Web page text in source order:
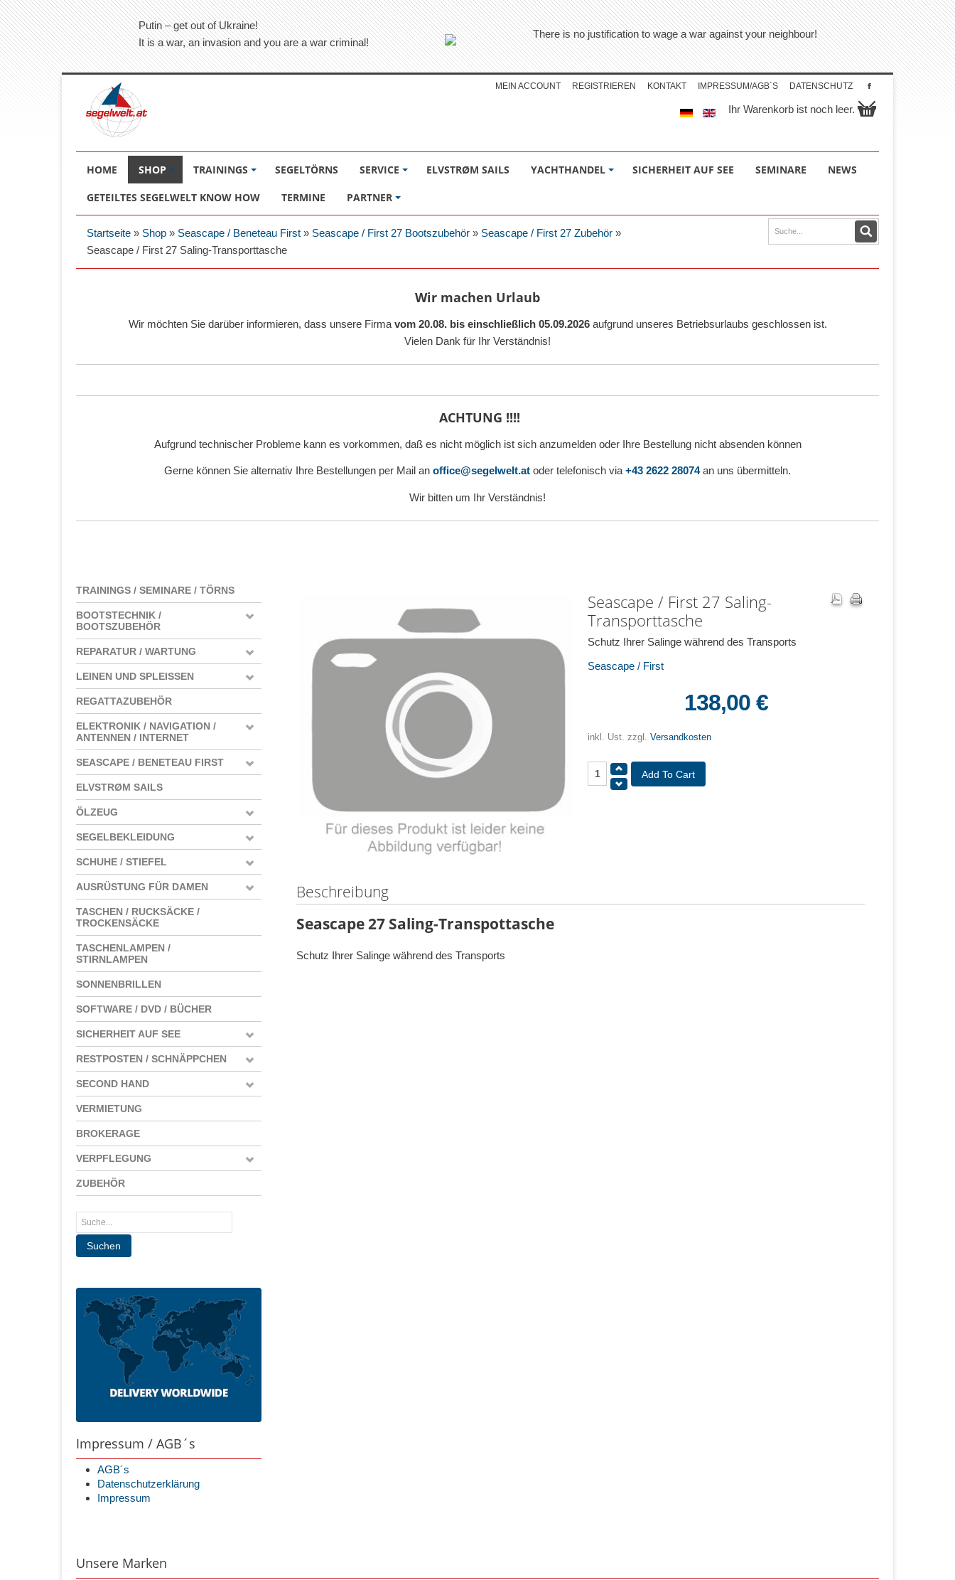
Putin – get out of Ukraine!
It is a war, an invasion and you are a war criminal!
There is no justification to wage a war against your neighbour!
KONTAKT IMPRESSUM/AGB´S DATENSCHUTZ
MEIN ACCOUNT REGISTRIEREN
Ihr Warenkorb ist noch leer.
HOME SHOP TRAININGS SEGELTÖRNS SERVICE ELVSTRØM SAILS YACHTHANDEL SICHERHEIT AUF SEE SEMINARE NEWS
GETEILTES SEGELWELT KNOW HOW TERMINE PARTNER
Startseite » Shop » Seascape / Beneteau First » Seascape / First 27 Bootszubehör » Seascape / First 27 Zubehör »
Seascape / First 27 Saling-Transporttasche
Wir machen Urlaub
Wir möchten Sie darüber informieren, dass unsere Firma vom 20.08. bis einschließlich 05.09.2026aufgrund unseres Betriebsurlaubs geschlossen ist.
Vielen Dank für Ihr Verständnis!
ACHTUNG !!!!
Aufgrund technischer Probleme kann es vorkommen, daß es nicht möglich ist sich anzumelden oder Ihre Bestellung nicht absenden können
Gerne können Sie alternativ Ihre Bestellungen per Mail an office@segelwelt.at oder telefonisch via +43 2622 28074an uns übermitteln.
Wir bitten um Ihr Verständnis!
TRAININGS / SEMINARE / TÖRNS
BOOTSTECHNIK /
BOOTSZUBEHÖR
REPARATUR / WARTUNG
LEINEN UND SPLEISSEN
REGATTAZUBEHÖR
ELEKTRONIK / NAVIGATION /
ANTENNEN / INTERNET
SEASCAPE / BENETEAU FIRST
ELVSTRØM SAILS
ÖLZEUG
SEGELBEKLEIDUNG
SCHUHE / STIEFEL
AUSRÜSTUNG FÜR DAMEN
TASCHEN / RUCKSÄCKE /
TROCKENSÄCKE
TASCHENLAMPEN /
STIRNLAMPEN
SONNENBRILLEN
SOFTWARE / DVD / BÜCHER
SICHERHEIT AUF SEE
RESTPOSTEN / SCHNÄPPCHEN
SECOND HAND
VERMIETUNG
BROKERAGE
VERPFLEGUNG
ZUBEHÖR
Impressum / AGB´s
AGB´s
Datenschutzerklärung
Impressum
Seascape / First 27 Saling-
Transporttasche
Schutz Ihrer Salinge während des Transports
Seascape / First
138,00 €
inkl. Ust. zzgl.Versandkosten
Beschreibung
Seascape 27 Saling-Transpottasche
Schutz Ihrer Salinge während des Transports
Unsere Marken